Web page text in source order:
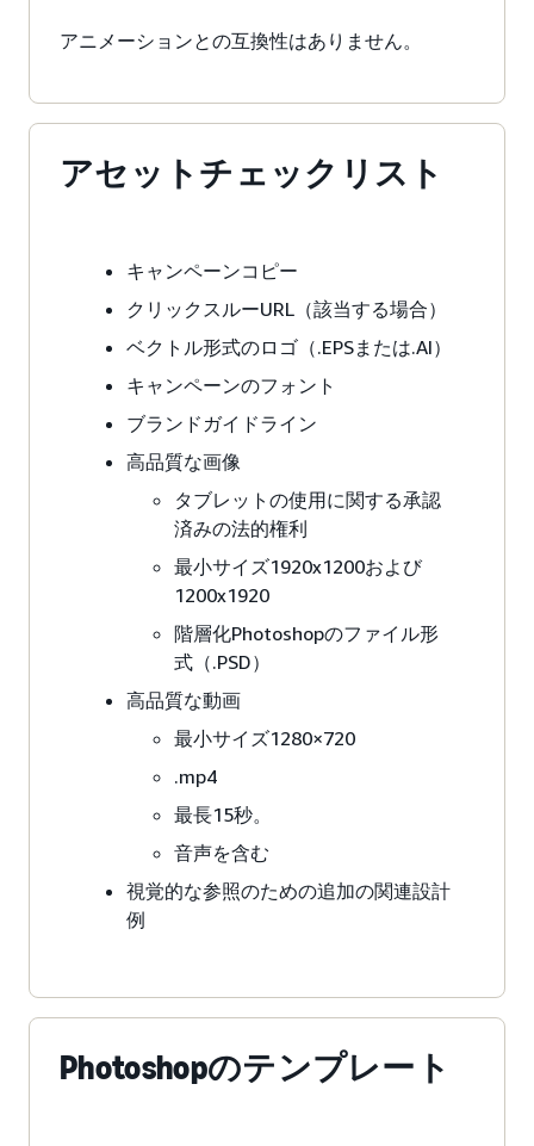
アニメーションとの互換性はありません。
アセットチェックリスト
キャンペーンコピー
クリックスルーURL（該当する場合）
ベクトル形式のロゴ（.EPSまたは.AI）
キャンペーンのフォント
ブランドガイドライン
高品質な画像
タブレットの使用に関する承認
済みの法的権利
最小サイズ1920x1200および
1200x1920
階層化Photoshopのファイル形
式（.PSD）
高品質な動画
最小サイズ1280×720
.mp4
最長15秒。
音声を含む
視覚的な参照のための追加の関連設計
例
Photoshopのテンプレート